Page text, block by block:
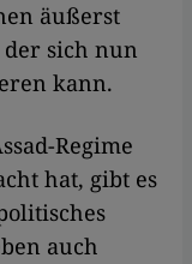
äußerst
sich nun
kann.
Regime
hat, gibt es
auch